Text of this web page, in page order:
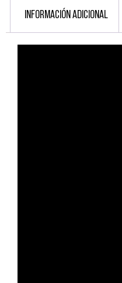
INFORMACIÓN ADICIONAL